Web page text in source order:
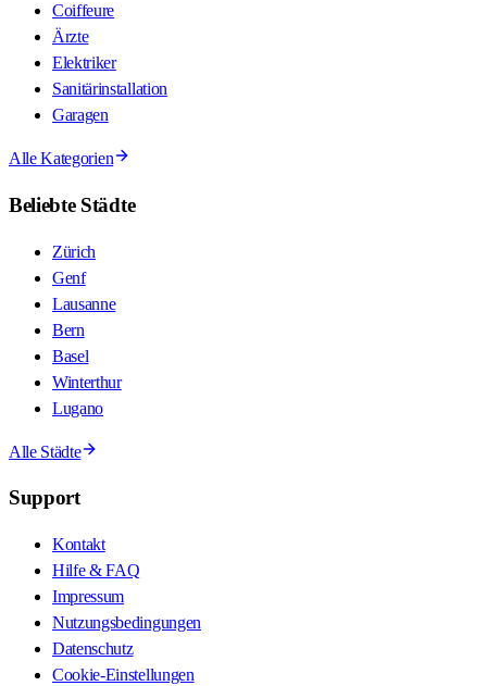
Coiffeure
Ärzte
Elektriker
Sanitärinstallation
Garagen
Alle Kategorien
Beliebte Städte
Zürich
Genf
Lausanne
Bern
Basel
Winterthur
Lugano
Alle Städte
Support
Kontakt
Hilfe & FAQ
Impressum
Nutzungsbedingungen
Datenschutz
Cookie-Einstellungen